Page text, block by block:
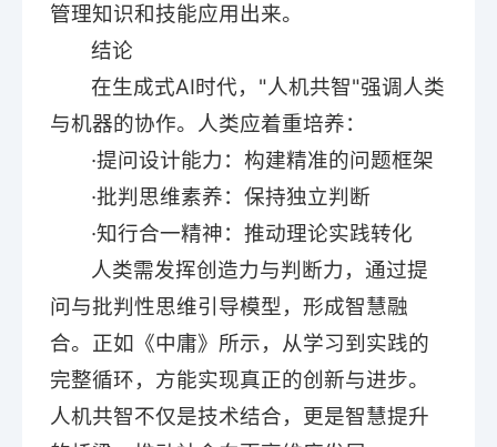
管理知识和技能应用出来。
结论
在生成式AI时代，"人机共智"强调人类
与机器的协作。人类应着重培养：
·提问设计能力：构建精准的问题框架
·批判思维素养：保持独立判断
·知行合一精神：推动理论实践转化
人类需发挥创造力与判断力，通过提
问与批判性思维引导模型，形成智慧融
合。正如《中庸》所示，从学习到实践的
完整循环，方能实现真正的创新与进步。
人机共智不仅是技术结合，更是智慧提升